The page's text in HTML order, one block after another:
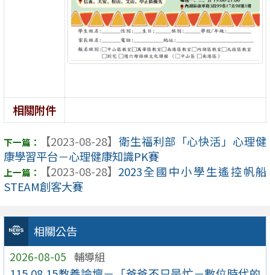
相關公告
2026-08-05 輔導組
相關附件
【2023-08-28】 衛生福利部「心快活」心理健
康學習平台－心理健康知識PK賽
【2023-08-28】 2023全國中小學生遙控帆船
STEAM創客大賽